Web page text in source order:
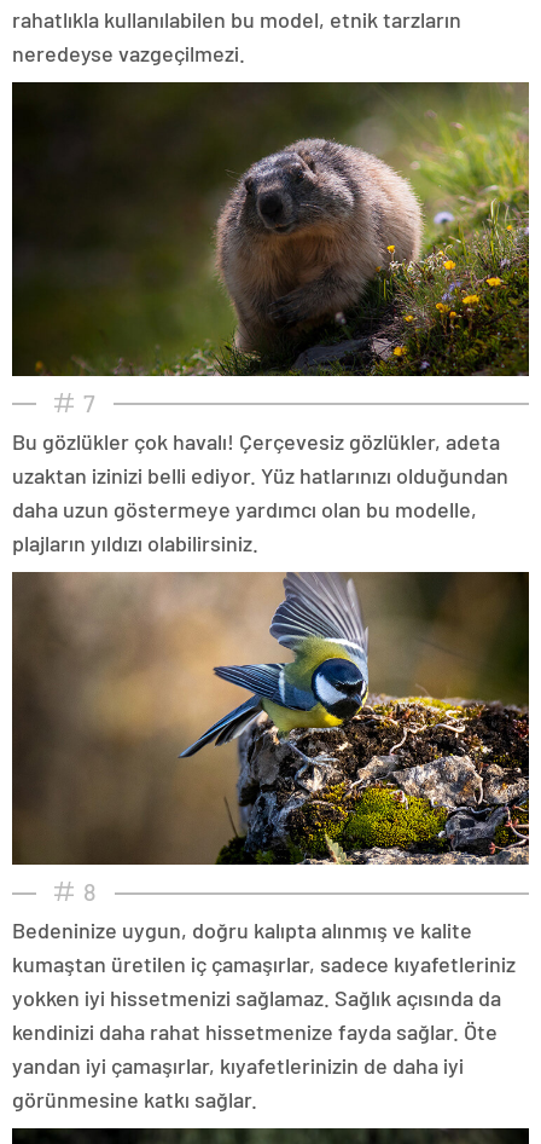
rahatlıkla kullanılabilen bu model, etnik tarzların
neredeyse vazgeçilmezi.
7
Bu gözlükler çok havalı! Çerçevesiz gözlükler, adeta
uzaktan izinizi belli ediyor. Yüz hatlarınızı olduğundan
daha uzun göstermeye yardımcı olan bu modelle,
plajların yıldızı olabilirsiniz.
8
Bedeninize uygun, doğru kalıpta alınmış ve kalite
kumaştan üretilen iç çamaşırlar, sadece kıyafetleriniz
yokken iyi hissetmenizi sağlamaz. Sağlık açısında da
kendinizi daha rahat hissetmenize fayda sağlar. Öte
yandan iyi çamaşırlar, kıyafetlerinizin de daha iyi
görünmesine katkı sağlar.